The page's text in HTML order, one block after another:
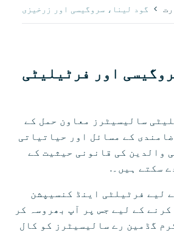
> گود لینا، سروگیسی اور زرخیزی
اور فرٹیلیٹی
سالیسیٹرز معاون حمل کے
کے مسائل اور حیاتیاتی
والدین کی قانونی حیثیت کے
سکتے ہیں۔.
لیے فرٹیلٹی اینڈ کنسیپشن
کے لیے جس پر آپ بھروسہ کر
گڈمین رے سالیسیٹرز کو کال